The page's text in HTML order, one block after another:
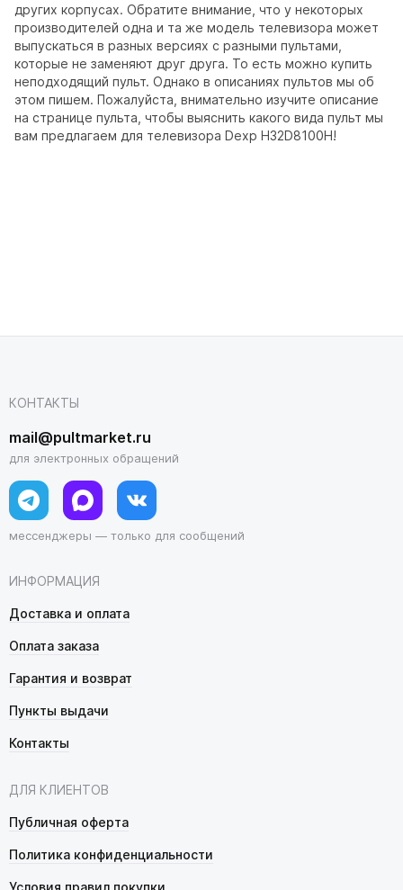
других корпусах. Обратите внимание, что у некоторых
производителей одна и та же модель телевизора может
выпускаться в разных версиях с разными пультами,
которые не заменяют друг друга. То есть можно купить
неподходящий пульт. Однако в описаниях пультов мы об
этом пишем. Пожалуйста, внимательно изучите описание
на странице пульта, чтобы выяснить какого вида пульт мы
вам предлагаем для телевизора Dexp H32D8100H!
ИНФОРМАЦИЯ
Доставка и оплата
Оплата заказа
Гарантия и возврат
Пункты выдачи
Контакты
ДЛЯ КЛИЕНТОВ
Публичная оферта
Политика конфиденциальности
Условия правил покупки
КОНТАКТЫ
mail@pultmarket.ru
для электронных обращений
мессенджеры — только для сообщений